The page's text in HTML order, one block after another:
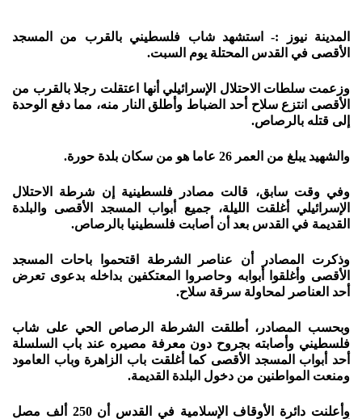
المدينة نيوز :- استشهد شاب فلسطيني بالقرب من المسجد
الأقصى في القدس المحتلة يوم السبت.
وزعمت سلطات الاحتلال الإسرائيلي أنها اعتقلت رجلا بالقرب من
الأقصى انتزع سلاح أحد الضباط وأطلق النار منه، مما دفع الوحدة
إلى قتله بالرصاص.
والشهيد يبلغ من العمر 26 عاما هو من سكان بلدة حورة.
وفي وقت سابق، قالت مصادر فلسطينية إن شرطة الاحتلال
الإسرائيلي أغلقت الليلة، جميع أبواب المسجد الأقصى والبلدة
القديمة في القدس بعد أن أصابت فلسطينيا بالرصاص.
وذكرت المصادر أن عناصر الشرطة اقتحموا باحات المسجد
الأقصى وأغلقوا أبوابه وحاصروا المعتكفين بداخله بدعوى تعرض
أحد العناصر لمحاولة سرقة سلاح.
وبحسب المصادر، أطلقت الشرطة الرصاص الحي على شاب
فلسطيني وأصابته بجروح دون معرفة مصيره عند باب السلسلة
أحد أبواب المسجد الأقصى كما أغلقت باب الزاهرة وباب العامود
ومنعت المواطنين من دخول البلدة القديمة.
وأعلنت دائرة الأوقاف الإسلامية في القدس أن 250 ألف مصل